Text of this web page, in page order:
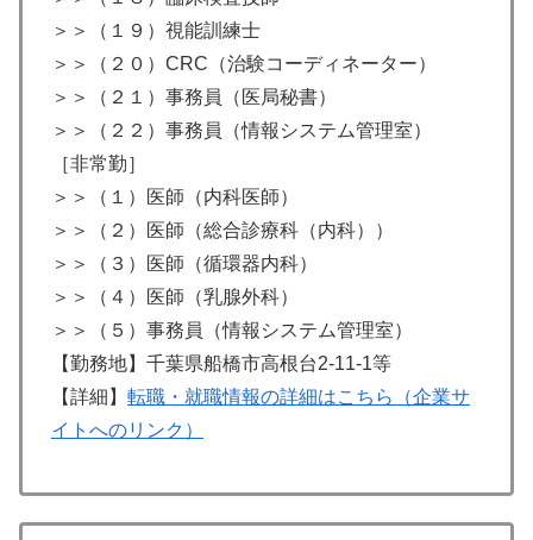
＞＞（１９）視能訓練士
＞＞（２０）CRC（治験コーディネーター）
＞＞（２１）事務員（医局秘書）
＞＞（２２）事務員（情報システム管理室）
［非常勤］
＞＞（１）医師（内科医師）
＞＞（２）医師（総合診療科（内科））
＞＞（３）医師（循環器内科）
＞＞（４）医師（乳腺外科）
＞＞（５）事務員（情報システム管理室）
【勤務地】千葉県船橋市高根台2-11-1等
【詳細】 転職・就職情報の詳細はこちら（企業サ
イトへのリンク）